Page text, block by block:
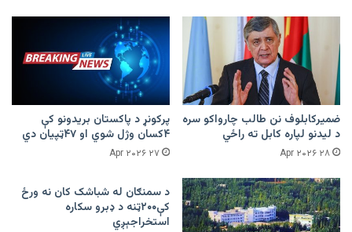
ضمیرکابلوف نن طالب چارواکو سره
د لیدنو لپاره کابل ته راځي
۲۸ Apr ۲۰۲۶
پرکونړ د پاکستان بریدونو کې
۴کسان وژل شوي او ۴۷ټپیان دي
۲۷ Apr ۲۰۲۶
د سمنګان له شباشک کان نه ورځ
کې۲۰۰ټنه د ډبرو سکاره
استخراجېږي